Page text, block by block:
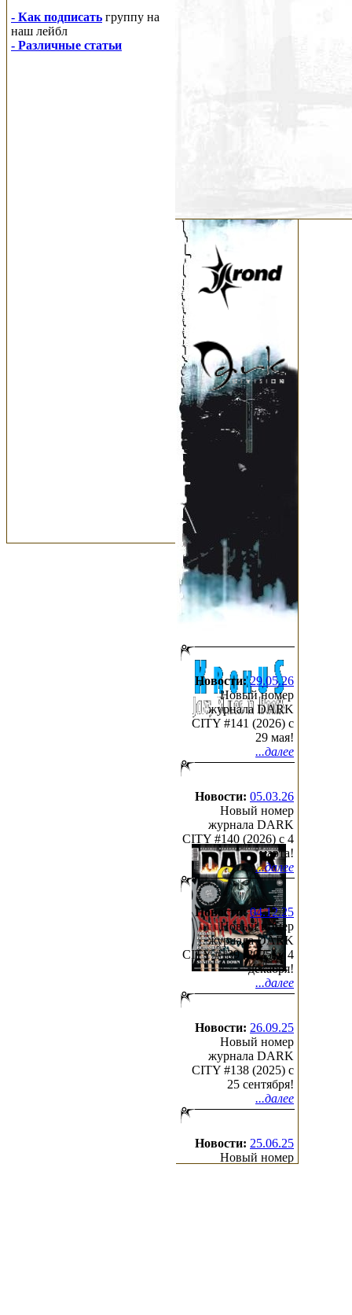
- Как подписать группу на
наш лейбл
- Различные статьи
Новости:29.05.26
Новый номер
журнала DARK
CITY #141 (2026) c
29 мая!
...далее
Новости: 05.03.26
Новый номер
журнала DARK
CITY #140 (2026) c 4
марта!
...далее
Новости:04.12.25
Новый номер
журнала DARK
CITY #139 (2025) c 4
декабря!
...далее
Новости: 26.09.25
Новый номер
журнала DARK
CITY #138 (2025) c
25 сентября!
...далее
Новости: 25.06.25
Новый номер